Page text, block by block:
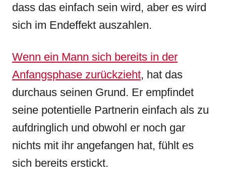
dass das einfach sein wird, aber es wird
sich im Endeffekt auszahlen.
Wenn ein Mann sich bereits in der
Anfangsphase zurückzieht, hat das
durchaus seinen Grund. Er empfindet
seine potentielle Partnerin einfach als zu
aufdringlich und obwohl er noch gar
nichts mit ihr angefangen hat, fühlt es
sich bereits erstickt.